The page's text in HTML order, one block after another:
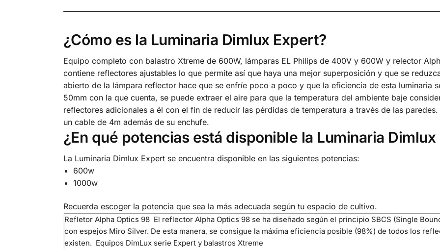
¿Cómo es la Luminaria Dimlux Expert?
Equipo completo con balastro Xtreme de 600W, lámparas EL Philips de 400V y 600W y relector
contiene reflectores ajustables lo que permite así que haya una mejor superposición y que se
abierto de la lámpara reflector hace que se enfríe poco a poco y que la eficiencia de esta luminaria
50mm con la que cuenta, se puede extraer el aire para que la temperatura del ambiente baje
reflectores adicionales a él con el fin de reducir las pérdidas de temperatura a través de las
un cable de 4m además de su enchufe.
¿En qué potencias está disponible la Luminaria
La Luminaria Dimlux Expert se encuentra disponible en las siguientes potencias:
600w
1000w
Recuerda escoger la potencia que sea la más adecuada según tu espacio de cultivo.
Refletor Alpha Optics 98 El reflector Alpha Optics 98 se ha diseñado según el principio SBCS (Single
con espejos Miro Silver. De esta manera, se consigue la máxima eficiencia posible (98%) de todos los
existen. Equipos DimLux serie Expert y balastros Xtreme